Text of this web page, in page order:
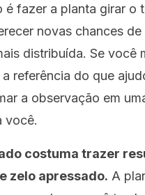
é fazer a planta girar o
novas chances de
distribuída. Se você
referência do que
a observação em
você.
costuma trazer
zelo apressado. A